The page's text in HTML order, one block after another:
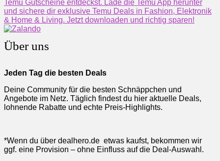
Über uns
Jeden Tag die besten Deals
Deine Community für die besten Schnäppchen und
Angebote im Netz. Täglich findest du hier aktuelle Deals,
lohnende Rabatte und echte Preis-Highlights.
*Wenn du über dealhero.de etwas kaufst, bekommen wir
ggf. eine Provision – ohne Einfluss auf die Deal-Auswahl.